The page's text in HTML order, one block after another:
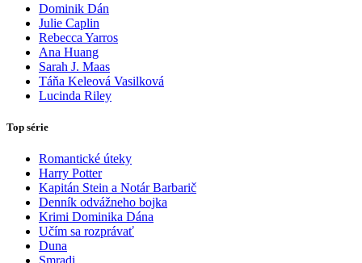
Dominik Dán
Julie Caplin
Rebecca Yarros
Ana Huang
Sarah J. Maas
Táňa Keleová Vasilková
Lucinda Riley
Top série
Romantické úteky
Harry Potter
Kapitán Stein a Notár Barbarič
Denník odvážneho bojka
Krimi Dominika Dána
Učím sa rozprávať
Duna
Smradi